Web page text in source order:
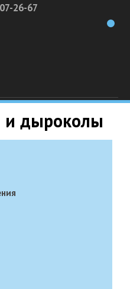
26-67
дыроколы